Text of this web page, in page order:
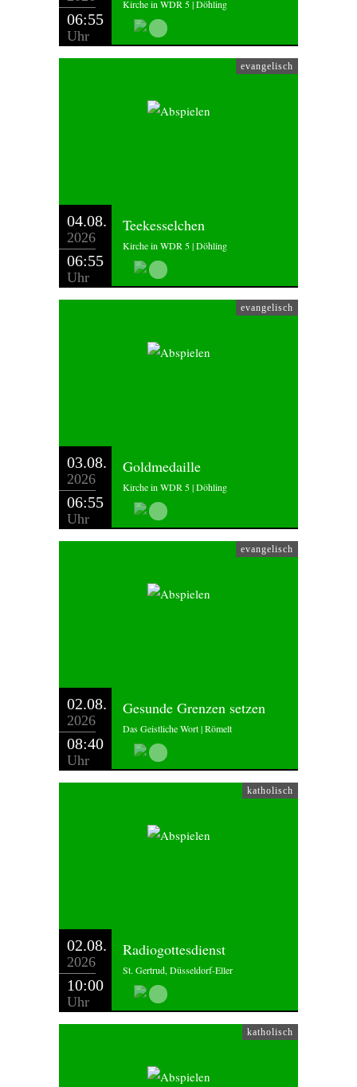
06:55
Uhr
Kirche in WDR 5 | Döhling
evangelisch
04.08.
2026
06:55
Uhr
Teekesselchen
Kirche in WDR 5 | Döhling
evangelisch
03.08.
2026
06:55
Uhr
Goldmedaille
Kirche in WDR 5 | Döhling
evangelisch
02.08.
2026
08:40
Uhr
Gesunde Grenzen setzen
Das Geistliche Wort | Römelt
katholisch
02.08.
2026
10:00
Uhr
Radiogottesdienst
St. Gertrud, Düsseldorf-Eller
katholisch